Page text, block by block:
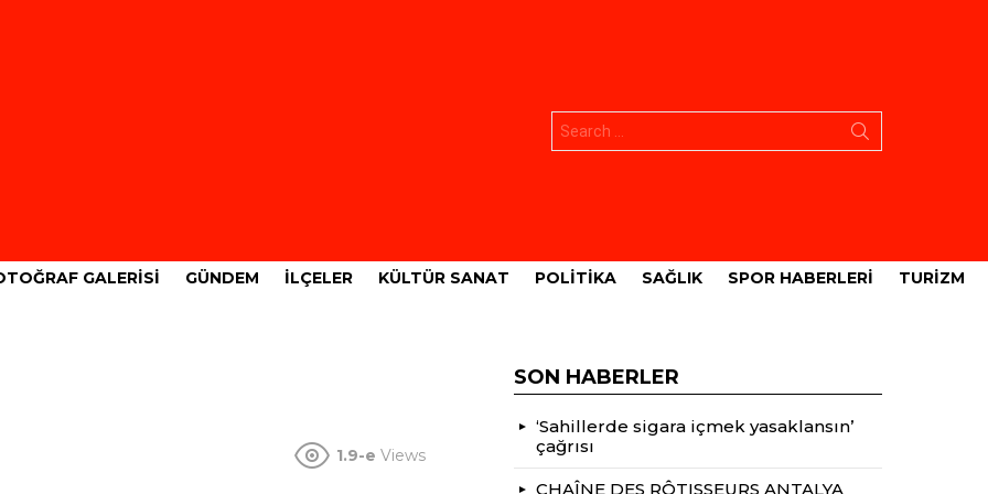
GALERISI GÜNDEM İLÇELER KÜLTÜR SANAT POLITIKA SAĞLIK SPOR HABERLERI TURIZM
1.9-e Views
SON HABERLER
‘Sahillerde sigara içmek yasaklansın’
çağrısı
CHAÎNE DES RÔTISSEURS ANTALYA